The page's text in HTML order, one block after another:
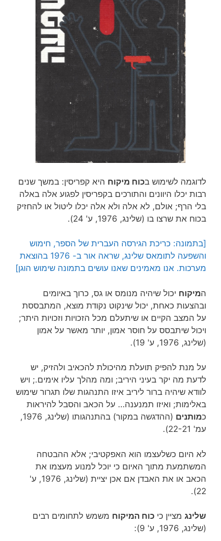
לדוגמה לשימוש בכוח מיקוח היא קפריסין: במשך שנים
רבות יכלו היוונים והתורכים בקפריסין לפגוע אלה באלה
בלי הרף; אולם, לא אלה ולא אלה יכלו ליטול או להחזיק
בכוח את שרצו בו (שלינג, 1976, ע' 24).
[בתמונה: כריכת הגירסה העברית של הספר, חימוש
והשפעה לתומאס שלינג, שראה אור ב- 1976 בהוצאת
מערכות. אנו מאמינים שאנו עושים בתמונה שימוש הוגן]
המיקוח יכול שיהיה מנומס או גס, כרוך באיומים
ובהצעות כאחת, יכול שינקוט נקודת מוצא, המתבססת
על המצב הקיים או שיתעלם מכל הזכויות וזכויות היתר;
ויכול שיתבסס על חוסר אמון, יותר מאשר על אמון
(שלינג, 1976, ע' 19).
על מנת להפיק תועלת מהיכולת להכאיב ולהזיק, יש
לדעת מה יקר בעיני היריב; ומה מהלך עליו אימים.; ויש
לוודא שיהיה ברור ליריב איזו התנהגות שלו תגרור שימוש
באלימות; ואיזו תמנענה… על הכאב והסבל להיראות
כמותנים
(ההדגשה במקור) בהתנהגותו (שלינג, 1976,
עמ' 22-21).
לא היום כשלעצמו הוא האפקטיבי; אלא ההבטחה
המשתמעת מתוך האיום כי יוכל למנוע מעצמו את
הכאב או את האבדן אם אכן יציית (שלינג, 1976, ע'
22).
שלינג מציין כי כוח המיקוח משמש לתחומים רבים
(שלינג, 1976, ע' 9):